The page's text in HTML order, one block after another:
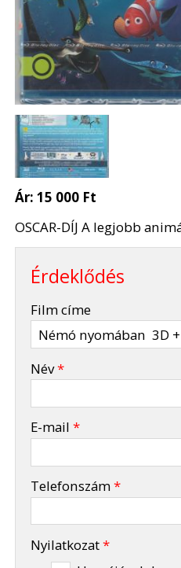
Ár:15 000 Ft
OSCAR-DÍJ A legjobb
Érdeklődés
Film címe
Név*
E-mail*
Telefonszám*
Nyilatkozat*